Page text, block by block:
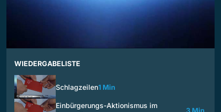
WIEDERGABELISTE
Schlagzeilen1 Min
Einbürgerungs-Aktionismus im
3 Min